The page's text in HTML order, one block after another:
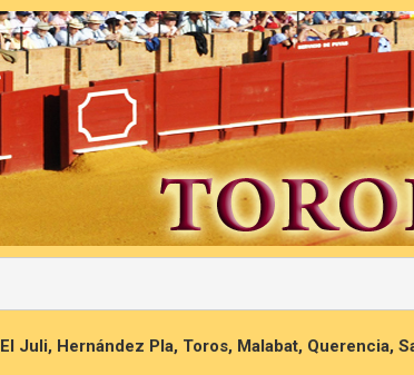
El Juli, Hernández Pla, Toros, Malabat, Querencia,